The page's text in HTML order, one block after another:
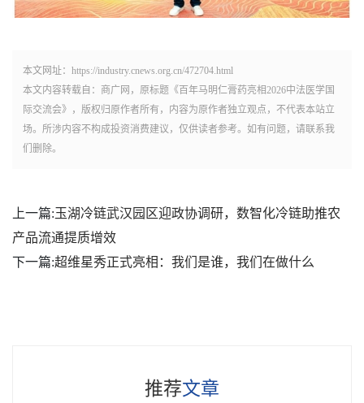
本文网址：https://industry.cnews.org.cn/472704.html
本文内容转载自：商广网，原标题《百年马明仁膏药亮相2026中法医学国
际交流会》，版权归原作者所有，内容为原作者独立观点，不代表本站立
场。所涉内容不构成投资消费建议，仅供读者参考。如有问题，请联系我
们删除。
上一篇:玉湖冷链武汉园区迎政协调研，数智化冷链助推农
产品流通提质增效
下一篇:超维星秀正式亮相：我们是谁，我们在做什么
推荐文章